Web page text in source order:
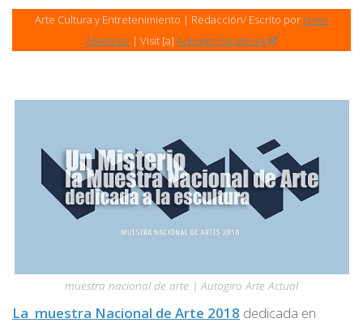
Arte Cultura y Entretenimiento | Redacción/ Escrito por Javier
Martínez | Visit [a] Autogiro Facebook
muestra nacional de arte | Autogiro Arte Actual
La muestra Nacional de Arte 2018 dedicada en